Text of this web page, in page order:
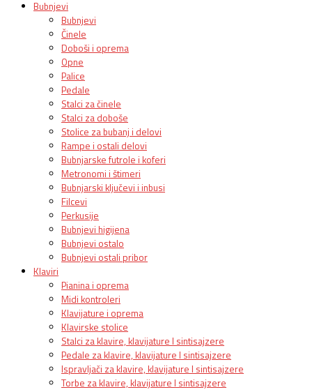
Bubnjevi
Bubnjevi
Činele
Doboši i oprema
Opne
Palice
Pedale
Stalci za činele
Stalci za doboše
Stolice za bubanj i delovi
Rampe i ostali delovi
Bubnjarske futrole i koferi
Metronomi i štimeri
Bubnjarski ključevi i inbusi
Filcevi
Perkusije
Bubnjevi higijena
Bubnjevi ostalo
Bubnjevi ostali pribor
Klaviri
Pianina i oprema
Midi kontroleri
Klavijature i oprema
Klavirske stolice
Stalci za klavire, klavijature I sintisajzere
Pedale za klavire, klavijature I sintisajzere
Ispravljači za klavire, klavijature I sintisajzere
Torbe za klavire, klavijature I sintisajzere